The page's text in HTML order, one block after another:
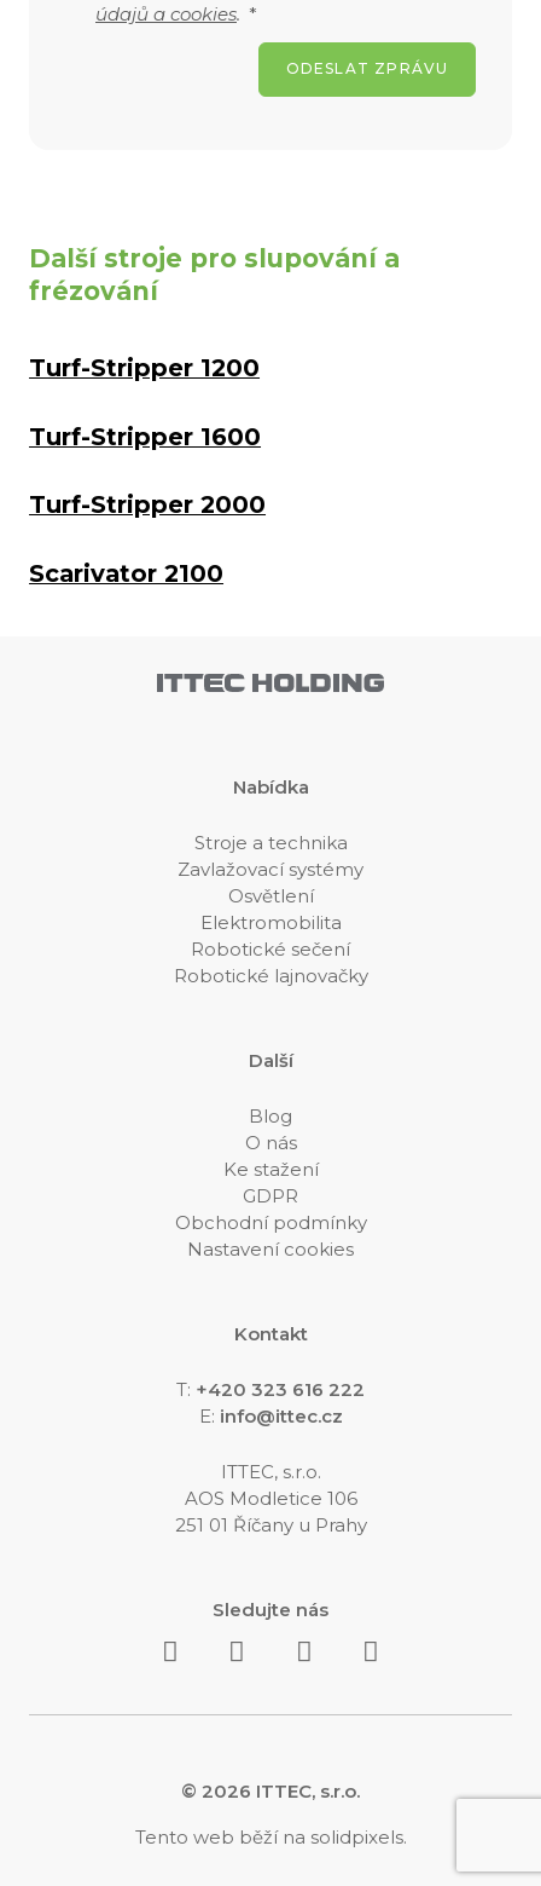
údajů a cookies. *
ODESLAT ZPRÁVU
Další stroje pro slupování a
frézování
Turf-Stripper 1200
Turf-Stripper 1600
Turf-Stripper 2000
Scarivator 2100
Nabídka
Stroje a technika
Zavlažovací systémy
Osvětlení
Elektromobilita
Robotické sečení
Robotické lajnovačky
Další
Blog
O nás
Ke stažení
GDPR
Obchodní podmínky
Nastavení cookies
Kontakt
T: +420 323 616 222
E: info@ittec.cz
ITTEC, s.r.o.
AOS Modletice 106
251 01 Říčany u Prahy
Sledujte nás
© 2026 ITTEC, s.r.o.
Tento web běží na solidpixels.